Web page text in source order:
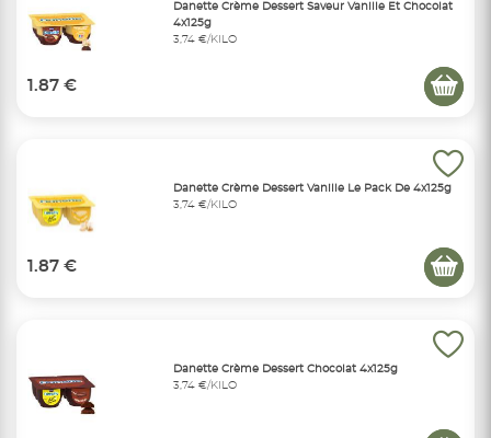
Danette Crème Dessert Saveur Vanille Et Chocolat
4x125g
3,74 €/KILO
1.87 €
Danette Crème Dessert Vanille Le Pack De 4x125g
3,74 €/KILO
1.87 €
Danette Crème Dessert Chocolat 4x125g
3,74 €/KILO